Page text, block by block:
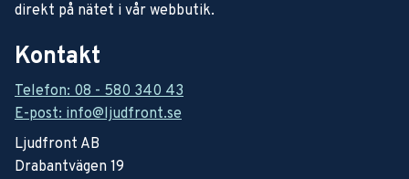
direkt på nätet i vår webbutik.
Kontakt
Telefon: 08 - 580 340 43
E-post: info@ljudfront.se
Ljudfront AB
Drabantvägen 19